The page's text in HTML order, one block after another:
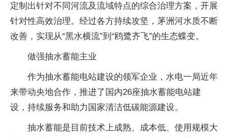
定制出针对不同河流及流域特点的综合治理方案，开展
针对性高效治理。经过各方持续攻坚，茅洲河水质不断
改善，实现从“黑水横流”到“鸥鹭齐飞”的生态蝶变。
做强抽水蓄能主业
作为抽水蓄能电站建设的领军企业，水电一局近年
来带动央地合作，推进了国内26座抽水蓄能电站建
设，持续服务和助力国家清洁低碳能源建设。
抽水蓄能是目前技术上成熟、成本低、使用规模大